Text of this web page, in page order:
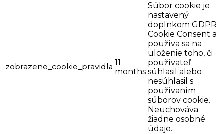
zobrazene_cookie_pravidla 11
months
Súbor cookie je
nastavený
doplnkom GDPR
Cookie Consent a
používa sa na
uloženie toho, či
používateľ
súhlasil alebo
nesúhlasil s
používaním
súborov cookie.
Neuchováva
žiadne osobné
údaje.